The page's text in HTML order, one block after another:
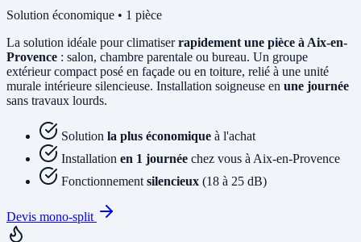
Solution économique • 1 pièce
La solution idéale pour climatiserrapidement une pièce à Aix-en-
Provence : salon, chambre parentale ou bureau. Un groupe
extérieur compact posé en façade ou en toiture, relié à une unité
murale intérieure silencieuse. Installation soigneuse en une journée
sans travaux lourds.
Solution la plus économique à l'achat
Installation en 1 journée chez vous à Aix-en-Provence
Fonctionnement silencieux (18 à 25 dB)
Devis mono-split